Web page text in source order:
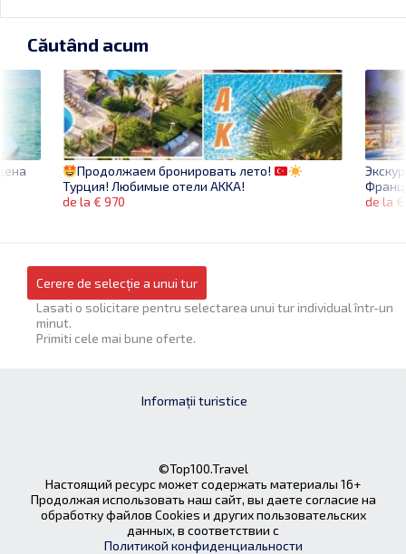
de la €
Căutând acum
Продолжаем бронировать лето!
Турция! Любимые отели AKKA!
de la € 970
Cerere de selecție a unui tur
Lasati o solicitare pentru selectarea unui tur individual într-un
minut.
Primiti cele mai bune oferte.
Informații turistice
©Top100.Travel
Настоящий ресурс может содержать материалы 16+
Продолжая использовать наш сайт, вы даете согласие на
обработку файлов Cookies и других пользовательских
данных, в соответствии с
Политикой конфиденциальности